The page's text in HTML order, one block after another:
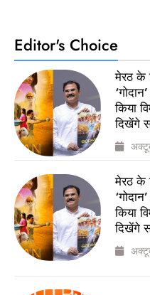
Editor's Choice
मेरठ के
किया
दिखेंगे
मेरठ के
किया
दिखेंगे